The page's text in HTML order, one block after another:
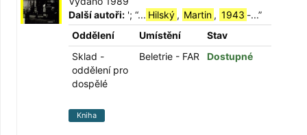
Další autoři: '; “... Hilský , Martin , 1943 -...”
Oddělení
Umístění
Stav
Sklad -
oddělení pro
dospělé
Beletrie - FAR Dostupné
Kniha